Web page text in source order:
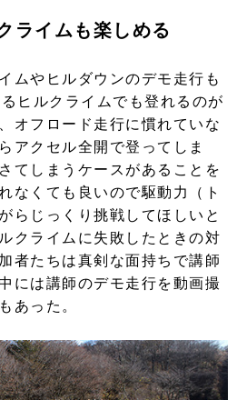
ライムも楽しめる
ムやヒルダウンのデモ走行も
ヒルクライムでも登れるのが
オフロード走行に慣れていな
アクセル全開で登ってしま
てしまうケースがあることを
なくても良いので駆動力（ト
らじっくり挑戦してほしいと
クライムに失敗したときの対
者たちは真剣な面持ちで講師
には講師のデモ走行を動画撮
あった。